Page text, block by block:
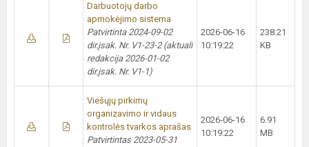
Darbuotojų darbo
apmokėjimo sistema
Patvirtinta 2024-09-02
dir.įsak. Nr. V1-23-2 (aktuali
redakcija 2026-01-02
dir.įsak. Nr. V1-1)
2026-06-16
10:19:22
238.21
KB
Viešųjų pirkimų
organizavimo ir vidaus
kontrolės tvarkos aprašas
Patvirtintas 2023-05-31
2026-06-16
10:19:22
6.91
MB